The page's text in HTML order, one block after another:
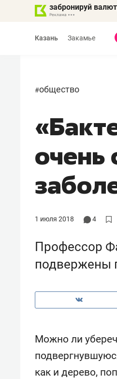
забронируй
Казань Закамье
#общество
очень
1 июля 2018 4
Профессор
подвержены
Можно ли
как и дерево,